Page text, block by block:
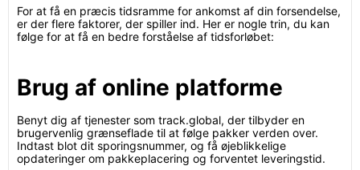
For at få en præcis tidsramme for ankomst af din forsendelse,
er der flere faktorer, der spiller ind. Her er nogle trin, du kan
følge for at få en bedre forståelse af tidsforløbet:
Brug af online platforme
Benyt dig af tjenester som track.global, der tilbyder en
brugervenlig grænseflade til at følge pakker verden over.
Indtast blot dit sporingsnummer, og få øjeblikkelige
opdateringer om pakkeplacering og forventet leveringstid.